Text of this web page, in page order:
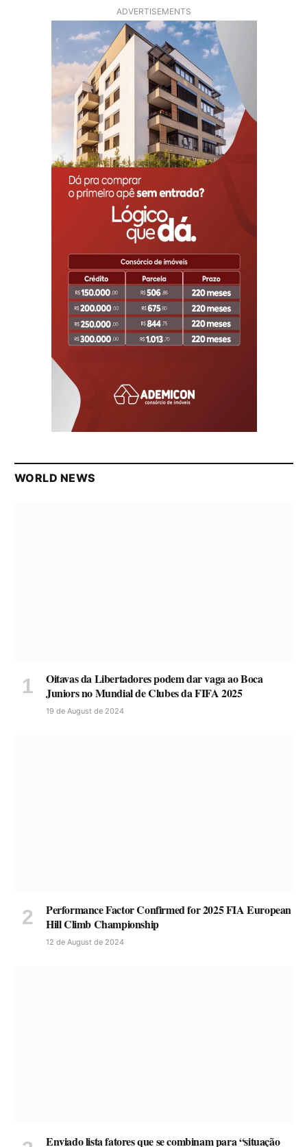
ADVERTISEMENTS
WORLD NEWS
Oitavas da Libertadores podem dar vaga ao Boca
Juniors no Mundial de Clubes da FIFA 2025
19 de August de 2024
Performance Factor Confirmed for 2025 FIA European
Hill Climb Championship
12 de August de 2024
Enviado lista fatores que se combinam para “situação